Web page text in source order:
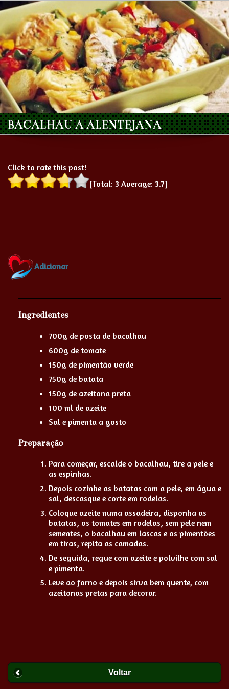
BACALHAU A ALENTEJANA
Click to rate this post!
[Total: 3 Average: 3.7]
Adicionar
Ingredientes
700g de posta de bacalhau
600g de tomate
150g de pimentão verde
750g de batata
150g de azeitona preta
100 ml de azeite
Sal e pimenta a gosto
Preparação
Para começar, escalde o bacalhau, tire a pele e
as espinhas.
Depois cozinhe as batatas com a pele, em água e
sal, descasque e corte em rodelas.
Coloque azeite numa assadeira, disponha as
batatas, os tomates em rodelas, sem pele nem
sementes, o bacalhau em lascas e os pimentões
em tiras, repita as camadas.
De seguida, regue com azeite e polvilhe com sal
e pimenta.
Leve ao forno e depois sirva bem quente, com
azeitonas pretas para decorar.
Voltar